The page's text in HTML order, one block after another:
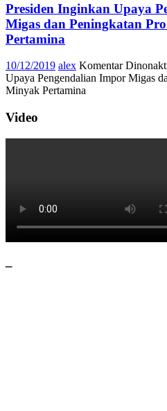
Presiden Inginkan Upaya
Migas dan Peningkatan
Pertamina
10/12/2019 alex Komentar
Upaya Pengendalian Impor Migas
Minyak Pertamina
Video
–